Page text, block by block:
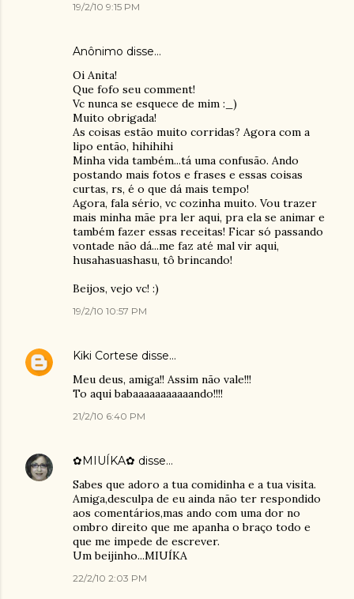
19/2/10 9:15 PM
Anônimo disse…
Oi Anita!
Que fofo seu comment!
Vc nunca se esquece de mim :_)
Muito obrigada!
As coisas estão muito corridas? Agora com a
lipo então, hihihihi
Minha vida também...tá uma confusão. Ando
postando mais fotos e frases e essas coisas
curtas, rs, é o que dá mais tempo!
Agora, fala sério, vc cozinha muito. Vou trazer
mais minha mãe pra ler aqui, pra ela se animar e
também fazer essas receitas! Ficar só passando
vontade não dá...me faz até mal vir aqui,
husahasuashasu, tô brincando!
Beijos, vejo vc! :)
19/2/10 10:57 PM
Kiki Cortese disse…
Meu deus, amiga!! Assim não vale!!!
To aqui babaaaaaaaaaaando!!!!
21/2/10 6:40 PM
✿MIUÍKA✿ disse…
Sabes que adoro a tua comidinha e a tua visita.
Amiga,desculpa de eu ainda não ter respondido
aos comentários,mas ando com uma dor no
ombro direito que me apanha o braço todo e
que me impede de escrever.
Um beijinho...MIUÍKA
22/2/10 2:03 PM